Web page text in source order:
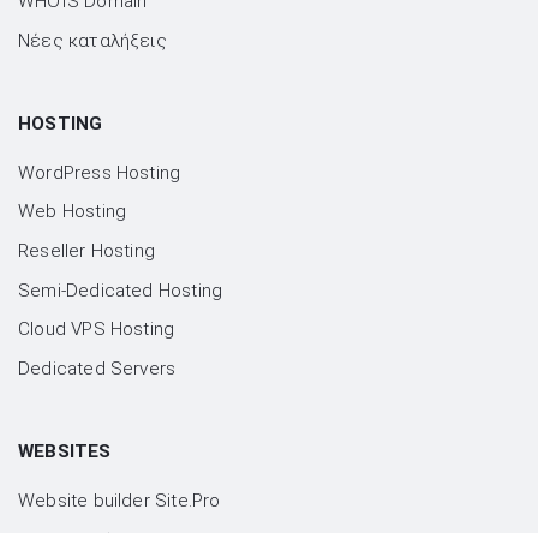
Νέες καταλήξεις
HOSTING
WordPress Hosting
Web Hosting
Reseller Hosting
Semi-Dedicated Hosting
Cloud VPS Hosting
Dedicated Servers
WEBSITES
Website builder Site.Pro